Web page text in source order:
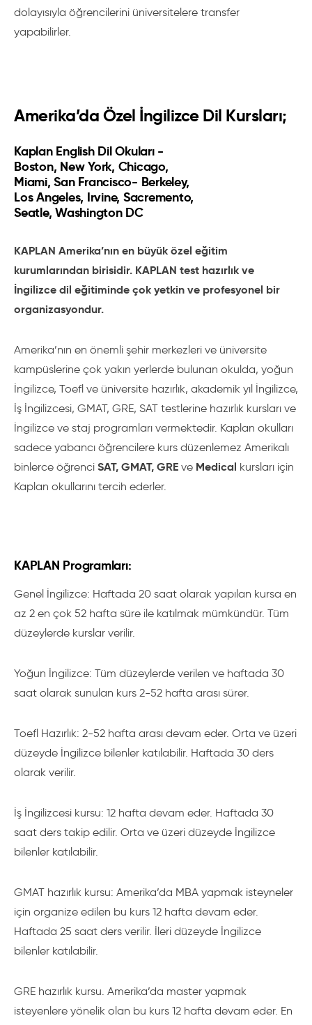
dolayısıyla öğrencilerini üniversitelere transfer
yapabilirler.
Amerika’da Özel İngilizce Dil Kursları;
Kaplan English Dil Okuları -
Boston, New York, Chicago,
Miami, San Francisco- Berkeley,
Los Angeles, Irvine, Sacremento,
Seatle, Washington DC
KAPLAN Amerika’nın en büyük özel eğitim
kurumlarından birisidir. KAPLAN test hazırlık ve
İngilizce dil eğitiminde çok yetkin ve profesyonel bir
organizasyondur.
Amerika’nın en önemli şehir merkezleri ve üniversite
kampüslerine çok yakın yerlerde bulunan okulda, yoğun
İngilizce, Toefl ve üniversite hazırlık, akademik yıl İngilizce,
İş İngilizcesi, GMAT, GRE, SAT testlerine hazırlık kursları ve
İngilizce ve staj programları vermektedir. Kaplan okulları
sadece yabancı öğrencilere kurs düzenlemez Amerikalı
binlerce öğrenci SAT, GMAT, GRE ve Medical kursları için
Kaplan okullarını tercih ederler.
KAPLAN Programları:
Genel İngilizce: Haftada 20 saat olarak yapılan kursa en
az 2 en çok 52 hafta süre ile katılmak mümkündür. Tüm
düzeylerde kurslar verilir.
Yoğun İngilizce: Tüm düzeylerde verilen ve haftada 30
saat olarak sunulan kurs 2-52 hafta arası sürer.
Toefl Hazırlık: 2-52 hafta arası devam eder. Orta ve üzeri
düzeyde İngilizce bilenler katılabilir. Haftada 30 ders
olarak verilir.
İş İngilizcesi kursu: 12 hafta devam eder. Haftada 30
saat ders takip edilir. Orta ve üzeri düzeyde İngilizce
bilenler katılabilir.
GMAT hazırlık kursu: Amerika’da MBA yapmak isteyneler
için organize edilen bu kurs 12 hafta devam eder.
Haftada 25 saat ders verilir. İleri düzeyde İngilizce
bilenler katılabilir.
GRE hazırlık kursu. Amerika’da master yapmak
isteyenlere yönelik olan bu kurs 12 hafta devam eder. En